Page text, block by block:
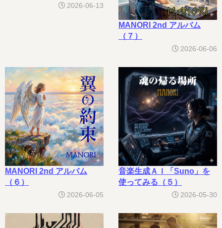
2026-06-13
MANORI 2nd アルバム
（７）
2026-06-06
MANORI 2nd アルバム
（６）
2026-06-05
音楽生成ＡＩ「Suno」を
使ってみる（５）
2026-05-30